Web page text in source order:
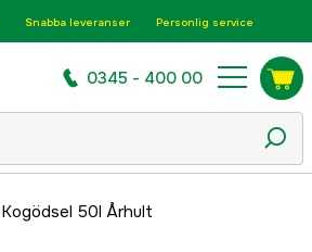
Snabba leveranser Personlig service
0345 - 400 00
Kogödsel 50l Århult